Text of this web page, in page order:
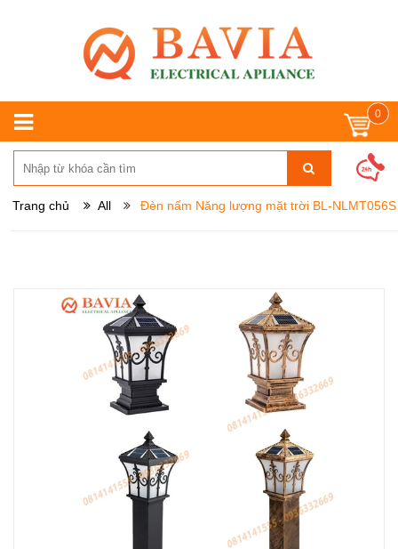
0
Trang chủ All Đèn nấm Năng lượng mặt trời BL-NLMT056S